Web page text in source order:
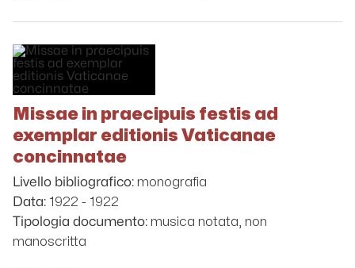
Missae in praecipuis festis ad
exemplar editionis Vaticanae
concinnatae
Livello bibliografico: monografia
Data: 1922 - 1922
Tipologia documento: musica notata, non
manoscritta